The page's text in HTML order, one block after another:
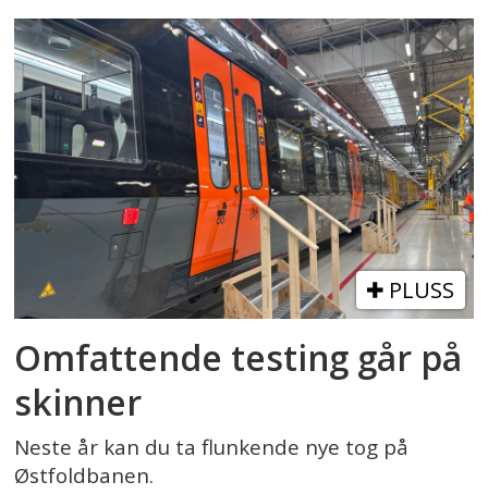
PLUSS
Omfattende testing går på
skinner
Neste år kan du ta flunkende nye tog på
Østfoldbanen.